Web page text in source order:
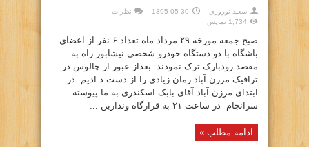
سعيد نوروزي 1395-05-30
نظرات
1,734 نمایش
صبح جمعه مورخه ۲۹ مرداد ماه تعداد ۶ نفر از اعضای
باشگاه با دو دستگاه خودرو شخصی نیشابور راه به
مقصد رودبارک ترک نمودند..بعداز عبور از چالوس در
ترافیک مرزن آباد زمان زیادی را از دست د ادیم. در
ابتدای مرزن آباد آقای بابک اسکندری به ما پیوسته
سرانجام در ساعت ۲۱ به قرارگاه ونداربن ...
ادامه مطلب »